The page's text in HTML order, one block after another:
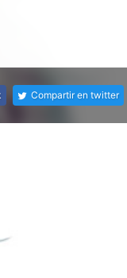
Compartir en twitter